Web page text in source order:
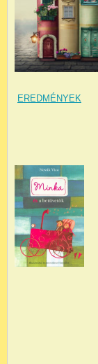
EREDMÉNYEK